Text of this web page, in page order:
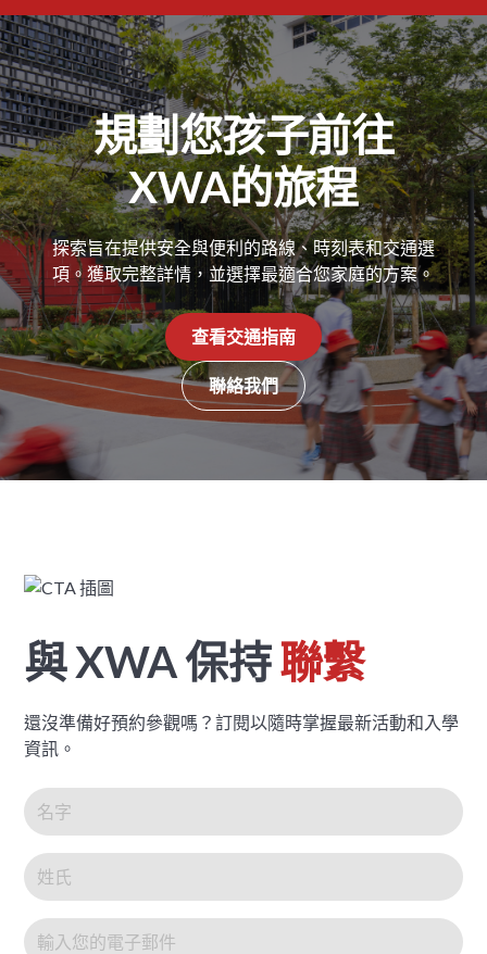
規劃您孩子前往
XWA的旅程
探索旨在提供安全與便利的路線、時刻表和交通選
項。獲取完整詳情，並選擇最適合您家庭的方案。
查看交通指南
聯絡我們
與 XWA 保持聯繫
還沒準備好預約參觀嗎？訂閱以隨時掌握最新活動和入學
資訊。